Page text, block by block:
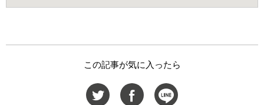
この記事が気に入ったら